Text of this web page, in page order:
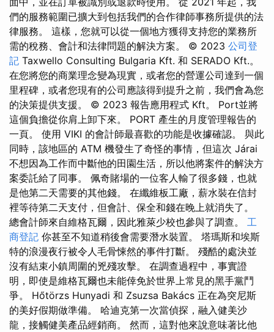
們的服務範圍已擴大到包括我們的合作律師事務所提供的法
律服務。 這樣，您就可以從一個地方獲得支持您的業務所
需的稅務、會計和法律問題的解決方案。 © 2023 公司登
記 Taxwello Consulting Bulgaria Kft. 和 SERADO Kft.。
在您將您的商業理念變為現實，或者您的營運公司達到一個
里程碑，或者您現有的公司應該得到提升之前，我們會為您
的決策提供支援。 © 2023 報告應用程式 Kft。 Port並將
這個負擔從你肩上卸下來。 PORT 產生的月度管理報告的
一頁。 使用 VIKI 的會計師最喜歡的功能是收據確認。 與此
同時，該地區的 ATM 機發生了奇怪的事情，但這次 Járai
不想因為工作而中斷他的田園生活，所以他將案件的解決方
案委託給了同事。 佩奇賭場的一位客人輸了很多錢，也就
是他第二天需要的其他錢。 在纖維板工廠，薪水裝在信封
裡等待第二天支付，但會計、保全和錢在晚上就消失了。
總會計師來自維格瓦爾，因此雅萊少校也參與了調查。 工
商登記 你甚至不知道稍後會需要潛水裝置。 塔瑪斯和埃斯
特的浪漫夜行被令人毛骨悚然的事件打斷。 殘酷的處決並
沒有結束小鎮周圍的兇殘攻擊。 在調查過程中，事實證
明，即使是維格瓦爾也未能倖免於世界上常見的黑手黨鬥
爭。 Hőtörzs Hunyadi 和 Zsuzsa Bakács 正在為突尼斯
的美好假期做準備。 哈迪克第一次當偵探，融入健美沙
龍，接觸健美產品經銷商。 然而，這對他來說意味著比他